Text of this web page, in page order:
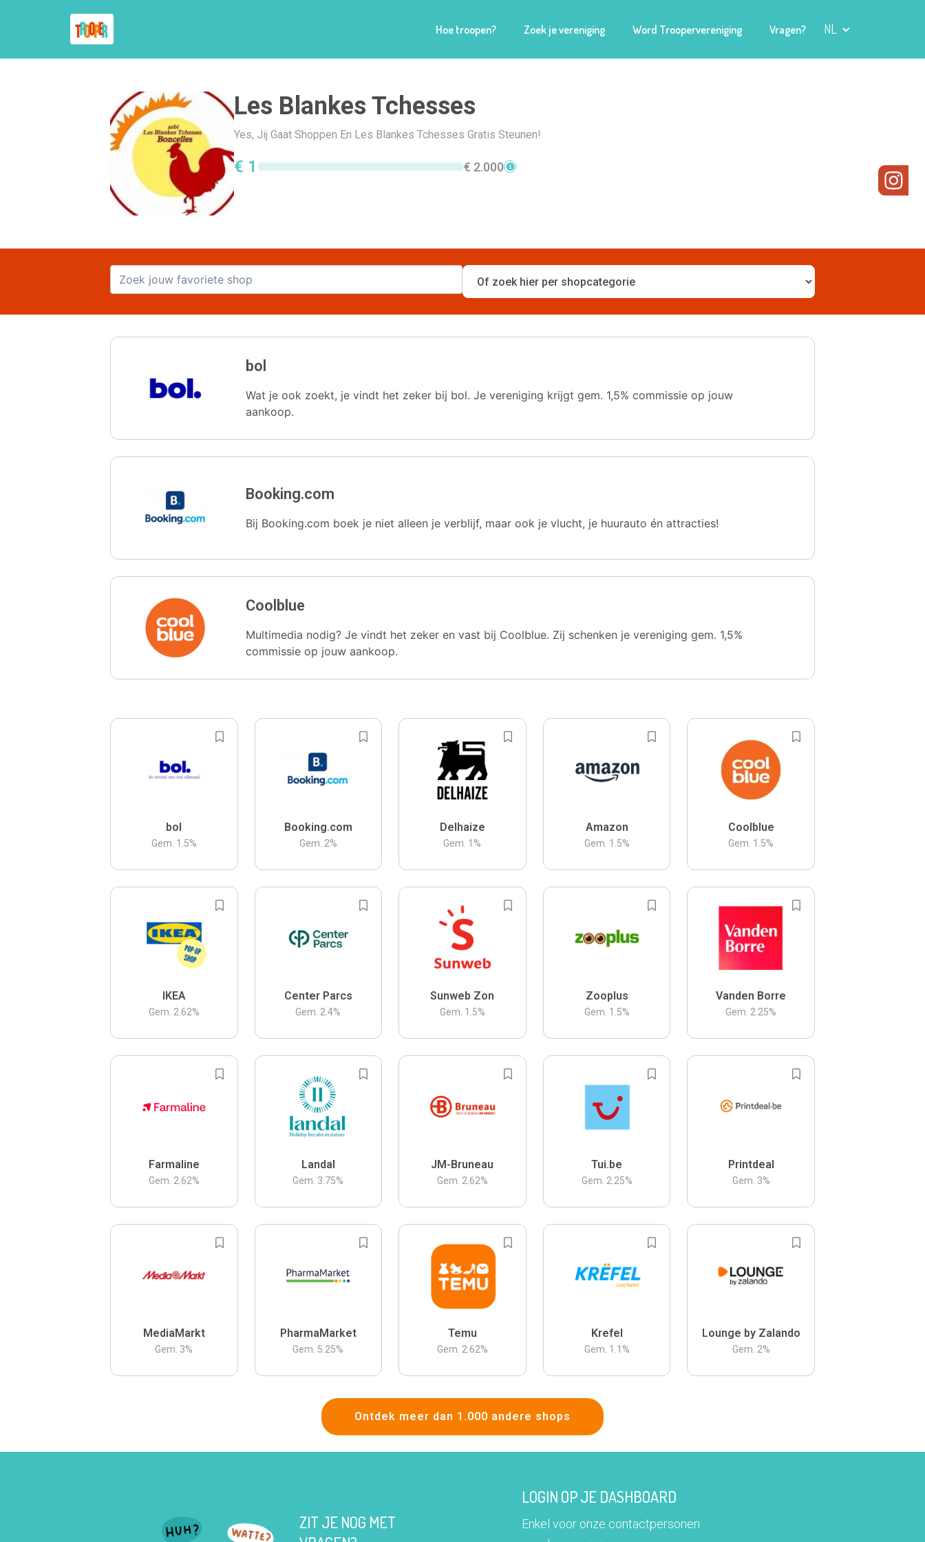
Hoe troopen? Zoek je vereniging Word Troopervereniging Vragen? NL
Les Blankes Tchesses
Yes, Jij Gaat Shoppen En Les Blankes Tchesses Gratis Steunen!
€ 1 € 2.000
bol
Wat je ook zoekt, je vindt het zeker bij bol. Je vereniging krijgt gem. 1,5% commissie op jouw
aankoop.
Booking.com
Bij Booking.com boek je niet alleen je verblijf, maar ook je vlucht, je huurauto én attracties!
Coolblue
Multimedia nodig? Je vindt het zeker en vast bij Coolblue. Zij schenken je vereniging gem. 1,5%
commissie op jouw aankoop.
bol
Gem. 1.5%
Booking.com
Gem. 2%
Delhaize
Gem. 1 %
Amazon
Gem. 1.5%
Coolblue
Gem. 1.5%
IKEA
Gem. 2.62%
Center Parcs
Gem. 2.4%
Sunweb Zon
Gem. 1.5%
Zooplus
Gem. 1.5%
Vanden Borre
Gem. 2.25%
Farmaline
Gem. 2.62%
Landal
Gem. 3.75%
JM-Bruneau
Gem. 2.62%
Tui.be
Gem. 2.25%
Printdeal
Gem. 3%
MediaMarkt
Gem. 3%
PharmaMarket
Gem. 5.25%
Temu
Gem. 2.62%
Krefel
Gem. 1.1 %
Lounge by Zalando
Gem. 2%
Ontdek meer dan 1.000 andere shops
ZIT JE NOG MET
LOGIN OP JE DASHBOARD
Enkel voor onze contactpersonen